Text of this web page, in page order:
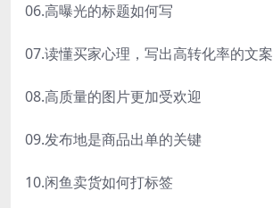
06.高曝光的标题如何写
07.读懂买家心理，写出高转化率的文案
08.高质量的图片更加受欢迎
09.发布地是商品出单的关键
10.闲鱼卖货如何打标签